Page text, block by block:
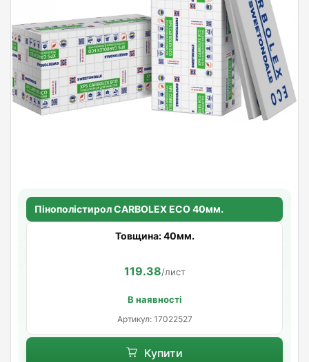
Пінополістирол CARBOLEX ECO 40мм.
Товщина: 40мм.
119.38/лист
В наявності
Артикул: 17022527
Купити